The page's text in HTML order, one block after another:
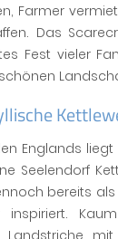
Farmer
Das
Fest vieler
Englands liegt
Seelendorf
bereits
inspiriert.
Landstriche